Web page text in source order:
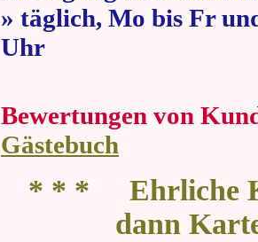
» täglich, Mo bis Fr
Uhr » 80
Bewertungen von
Gästebuch
* * * Ehrliche
dann